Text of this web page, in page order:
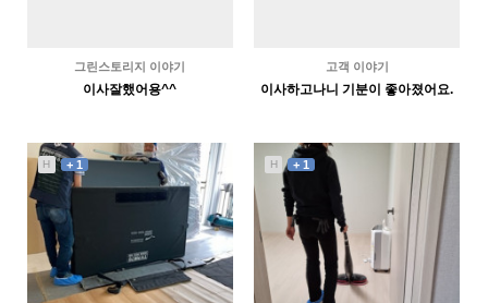
1379
07-20
이서연
그린스토리지 이야기
이사잘했어용^^
2401
07-18
고객 이야기
이사하고나니 기분이 좋아졌어요.
H + 1 H + 1